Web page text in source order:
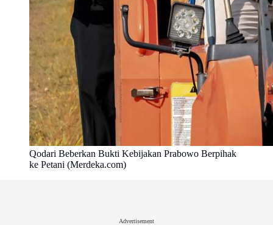
Qodari Beberkan Bukti Kebijakan Prabowo Berpihak
ke Petani (Merdeka.com)
Advertisement